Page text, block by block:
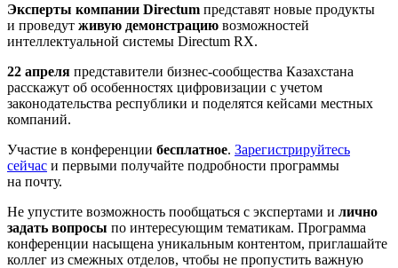
Эксперты компании Directum представят новые продукты
и проведут живую демонстрацию возможностей
интеллектуальной системы Directum RX.
22 апреля представители бизнес-сообщества Казахстана
расскажут об особенностях цифровизации с учетом
законодательства республики и поделятся кейсами местных
компаний.
Участие в конференции бесплатное. Зарегистрируйтесь
сейчас и первыми получайте подробности программы
на почту.
Не упустите возможность пообщаться с экспертами и лично
задать вопросы по интересующим тематикам. Программа
конференции насыщена уникальным контентом, приглашайте
коллег из смежных отделов, чтобы не пропустить важную